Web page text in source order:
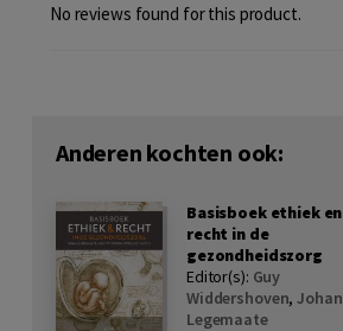
No reviews found for this product.
Anderen kochten ook:
Basisboek ethiek en
recht in de
gezondheidszorg
Editor(s): Guy
Widdershoven,Johan
Legemaate